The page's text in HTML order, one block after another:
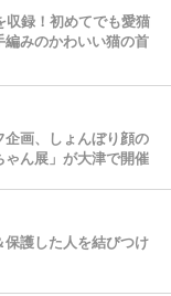
収録！初めてでも愛猫
みのかわいい猫の首
企画、しょんぼり顔の
ゃん展」が大津で開催
護した人を結びつけ